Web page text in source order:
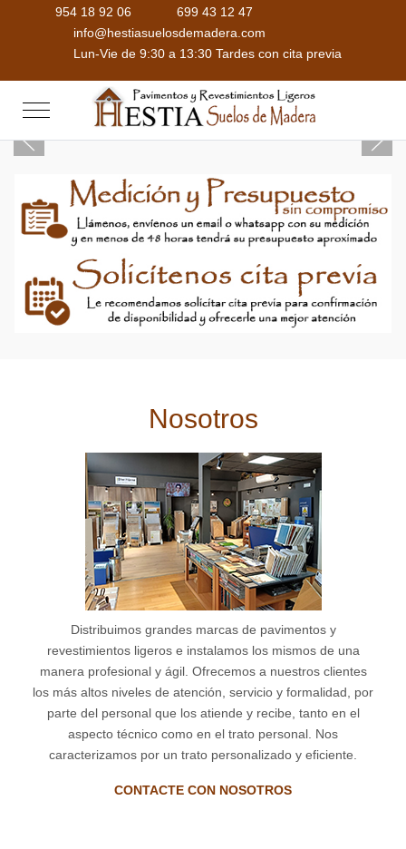
954 18 92 06
699 43 12 47
info@hestiasuelosdemadera.com
Lun-Vie de 9:30 a 13:30 Tardes con cita previa
Mobile Menu Toggle
Nosotros
Distribuimos grandes marcas de pavimentos y
revestimientos ligeros e instalamos los mismos de una
manera profesional y ágil. Ofrecemos a nuestros clientes
los más altos niveles de atención, servicio y formalidad, por
parte del personal que los atiende y recibe, tanto en el
aspecto técnico como en el trato personal. Nos
caracterizamos por un trato personalizado y eficiente.
CONTACTE CON NOSOTROS